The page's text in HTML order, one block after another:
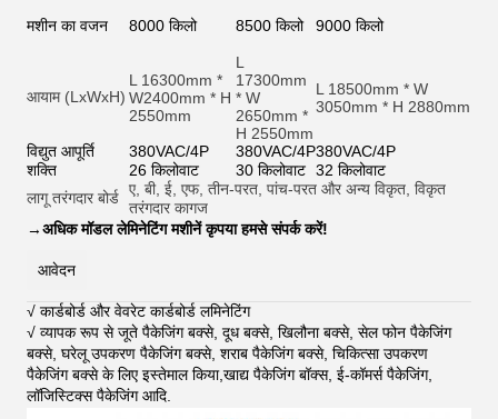
मशीन का वजन 8000 किलो 8500 किलो 9000 किलो
आयाम (LxWxH)
L 16300mm *
W2400mm * H
2550mm
L
17300mm
* W
2650mm *
H 2550mm
L 18500mm * W
3050mm * H 2880mm
विद्युत आपूर्ति 380VAC/4P 380VAC/4P380VAC/4P
शक्ति
26 किलोवाट 30 किलोवाट 32 किलोवाट
लागू तरंगदार बोर्ड ए, बी, ई, एफ, तीन-परत, पांच-परत और अन्य विकृत, विकृत
तरंगदार कागज
→अधिक मॉडल लेमिनेटिंग मशीनें कृपया हमसे संपर्क करें!
आवेदन
√ कार्डबोर्ड और वेवरेट कार्डबोर्ड लमिनेटिंग
√ व्यापक रूप से जूते पैकेजिंग बक्से, दूध बक्से, खिलौना बक्से, सेल फोन पैकेजिंग
बक्से, घरेलू उपकरण पैकेजिंग बक्से, शराब पैकेजिंग बक्से, चिकित्सा उपकरण
पैकेजिंग बक्से के लिए इस्तेमाल किया,खाद्य पैकेजिंग बॉक्स, ई-कॉमर्स पैकेजिंग,
लॉजिस्टिक्स पैकेजिंग आदि